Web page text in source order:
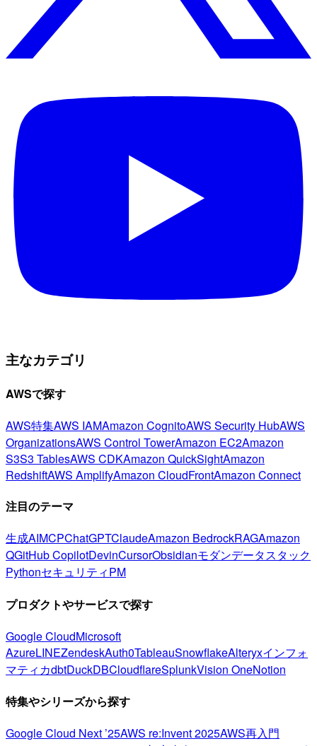
主なカテゴリ
AWSで探す
AWS特集AWS IAMAmazon CognitoAWS Security HubAWS
OrganizationsAWS Control TowerAmazon EC2Amazon
S3S3 TablesAWS CDKAmazon QuickSightAmazon
RedshiftAWS AmplifyAmazon CloudFrontAmazon Connect
注目のテーマ
生成AIMCPChatGPTClaudeAmazon BedrockRAGAmazon
QGitHub CopilotDevinCursorObsidianモダンデータスタック
PythonセキュリティPM
プロダクトやサービスで探す
Google CloudMicrosoft
AzureLINEZendeskAuth0TableauSnowflakeAlteryxインフォ
マティカdbtDuckDBCloudflareSplunkVision OneNotion
特集やシリーズから探す
Google Cloud Next ’25AWS re:Invent 2025AWS再入門